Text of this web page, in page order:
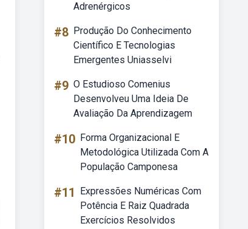
Adrenérgicos
#8 Produção Do Conhecimento
Científico E Tecnologias
Emergentes Uniasselvi
#9 O Estudioso Comenius
Desenvolveu Uma Ideia De
Avaliação Da Aprendizagem
#10 Forma Organizacional E
Metodológica Utilizada Com A
População Camponesa
#11
Expressões Numéricas Com
Potência E Raiz Quadrada
Exercícios Resolvidos